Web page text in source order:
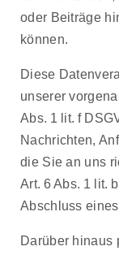
oder Beiträge
können.
Diese
unserer
Abs. 1 lit. f
Nachrichten,
die Sie an uns
Art. 6 Abs. 1 lit.
Abschluss
Darüber hinaus